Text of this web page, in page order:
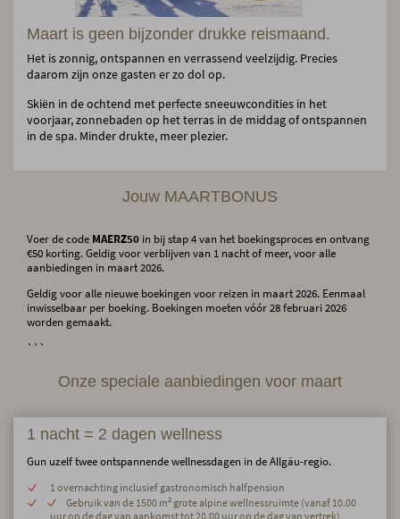
Maart is geen bijzonder drukke reismaand.
Het is zonnig, ontspannen en verrassend veelzijdig. Precies
daarom zijn onze gasten er zo dol op.
Skiën in de ochtend met perfecte sneeuwcondities in het
voorjaar, zonnebaden op het terras in de middag of ontspannen
in de spa. Minder drukte, meer plezier.
Jouw MAARTBONUS
Voer de code MAERZ50 in bij stap 4 van het boekingsproces en ontvang
€50 korting. Geldig voor verblijven van 1 nacht of meer, voor alle
aanbiedingen in maart 2026.
Geldig voor alle nieuwe boekingen voor reizen in maart 2026. Eenmaal
inwisselbaar per boeking. Boekingen moeten vóór 28 februari 2026
worden gemaakt.
```
Onze speciale aanbiedingen voor maart
1 nacht = 2 dagen wellness
Gun uzelf twee ontspannende wellnessdagen in de Allgäu-regio.
1 overnachting inclusief gastronomisch halfpension
Gebruik van de 1500 m² grote alpine wellnessruimte (vanaf 10.00
uur op de dag van aankomst tot 20.00 uur op de dag van vertrek)